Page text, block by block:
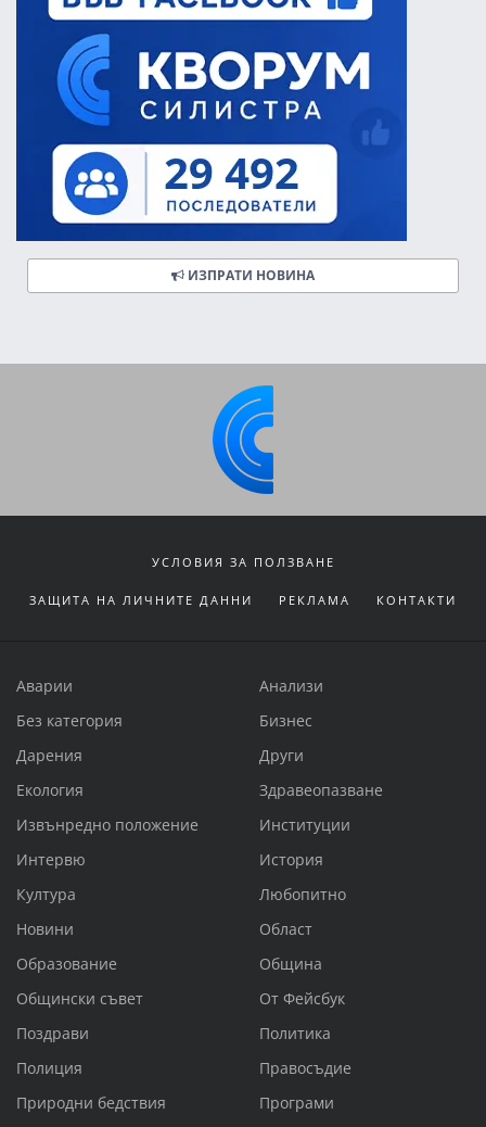
ИЗПРАТИ НОВИНА
УСЛОВИЯ ЗА ПОЛЗВАНЕ
ЗАЩИТА НА ЛИЧНИТЕ ДАННИ РЕКЛАМА КОНТАКТИ
Аварии
Анализи
Без категория
Бизнес
Дарения
Други
Екология
Здравеопазване
Извънредно положение
Институции
Интервю
История
Култура
Любопитно
Новини
Област
Образование
Община
Общински съвет
От Фейсбук
Поздрави
Политика
Полиция
Правосъдие
Природни бедствия
Програми